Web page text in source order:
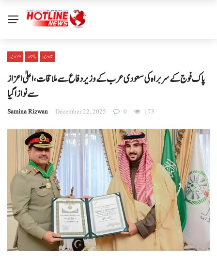
اہم خبریں پاکستان تازہ ترین
پاک فوج کے سربراہ کی سعودی عرب کے وزیر دفاع سے ملاقات، اعلیٰ اعزاز
سے نوازا گیا
Samina Rizwan December 22, 2025 0 173